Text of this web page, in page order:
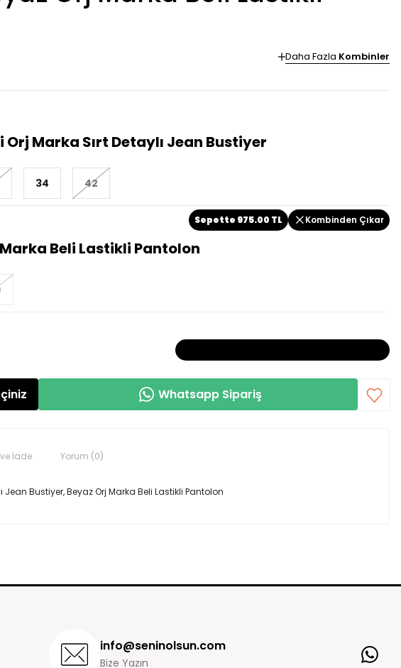
Daha Fazla Kombinler
Orj Marka Sırt Detaylı Jean Bustiyer
34 42
Sepette 975.00 TL Kombinden Çıkar
Beli Lastikli Pantolon
Whatsapp Sipariş
İade Yorum (0)
Jean Bustiyer, Beyaz Orj Marka Beli Lastikli Pantolon
para iadeniz ödeme yaptığınız kartınıza iade gönderiniz iade ekibimiz
3-7 iş günü içerisinde iade edilir.info@seninolsun.com
Bize Yazın